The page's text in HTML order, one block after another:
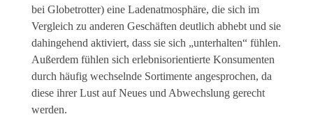
bei Globetrotter) eine Ladenatmosphäre, die sich im
Vergleich zu anderen Geschäften deutlich abhebt und sie
dahingehend aktiviert, dass sie sich „unterhalten“ fühlen.
Außerdem fühlen sich erlebnisorientierte Konsumenten
durch häufig wechselnde Sortimente angesprochen, da
diese ihrer Lust auf Neues und Abwechslung gerecht
werden.